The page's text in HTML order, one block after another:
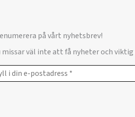
på vårt nyhetsbrev!
missar väl inte att få nyheter och